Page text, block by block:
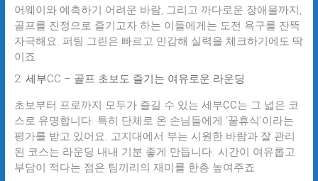
어웨이와 예측하기 어려운 바람, 그리고 까다로운 장애물까지,
골프를 진정으로 즐기고자 하는 이들에게는 도전 욕구를 잔뜩
자극해요. 퍼팅 그린은 빠르고 민감해 실력을 체크하기에도 딱
이죠.
2. 세부CC – 골프 초보도 즐기는 여유로운 라운딩
초보부터 프로까지 모두가 즐길 수 있는 세부CC는 그 넓은 코
스로 유명합니다. 특히 단체로 온 손님들에게 ‘꿀휴식’이라는
평가를 받고 있어요. 고지대에서 부는 시원한 바람과 잘 관리
된 코스는 라운딩 내내 기분 좋게 만듭니다. 시간이 여유롭고
부담이 적다는 점은 팀끼리의 재미를 한층 높여주죠.